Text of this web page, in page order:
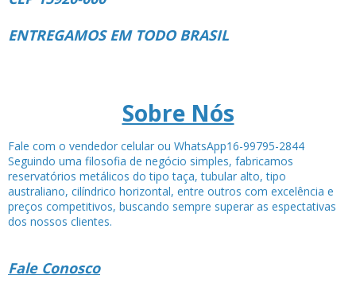
ENTREGAMOS EM TODO BRASIL
Sobre Nós
Fale com o vendedor celular ou WhatsApp16-99795-2844
Seguindo uma filosofia de negócio simples, fabricamos
reservatórios metálicos do tipo taça, tubular alto, tipo
australiano, cilíndrico horizontal, entre outros com excelência e
preços competitivos, buscando sempre superar as espectativas
dos nossos clientes.
Fale Conosco